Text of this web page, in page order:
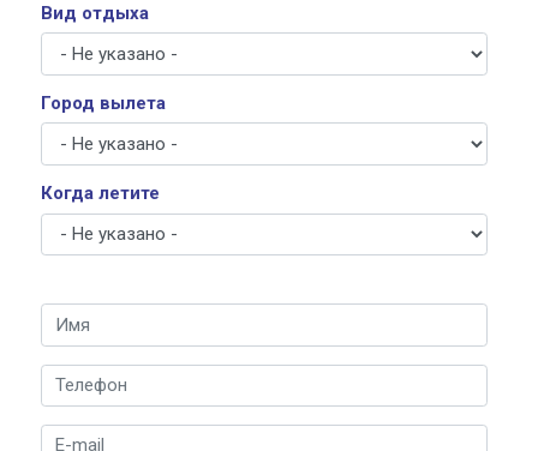
Вид отдыха
Город вылета
Когда летите
Имя
Телефон
E-mail *